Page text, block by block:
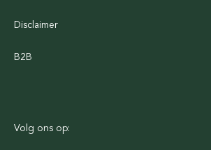
Disclaimer
B2B
Volg ons op: